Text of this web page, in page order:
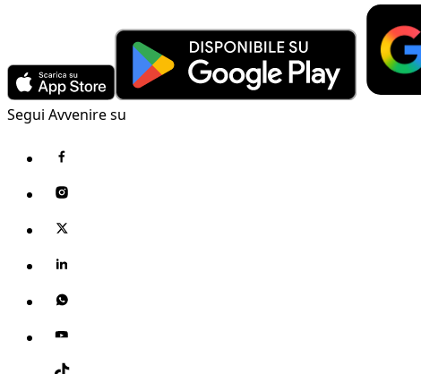
Segui Avvenire su